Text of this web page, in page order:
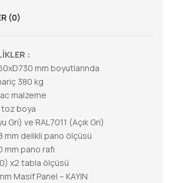
(0)
:
mm boyutlarında
380 kg
malzeme
boya
Gri) ve RAL7011 (Açık Gri)
mm delikli pano ölçüsü
pano rafı
x2 tabla ölçüsü
Masif Panel – KAYIN